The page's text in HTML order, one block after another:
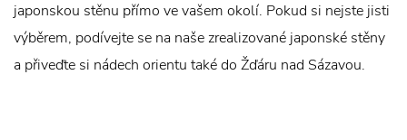
japonskou stěnu přímo ve vašem okolí. Pokud si nejste jisti
výběrem, podívejte se na naše zrealizované japonské stěny
a přiveďte si nádech orientu také do Žďáru nad Sázavou.